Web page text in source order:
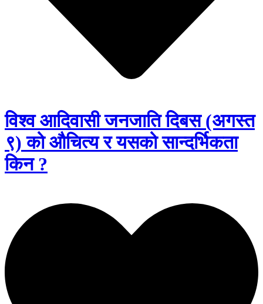
विश्व आदिवासी जनजाति दिबस (अगस्त
९) को औचित्य र यसको सान्दर्भिकता
किन ?